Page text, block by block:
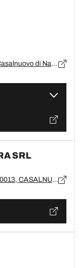
Via Professor Filippo Manna, 7, 80013, Casalnuovo di Napoli, Napoli
SRL
VIA NAZIONALE DELLE PUGLIE 132, 80013, CASALNUOVO DI NAPOLI, NA